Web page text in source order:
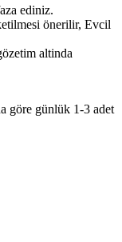
ediniz.
önerilir, Evcil
altinda
göre günlük 1-3 adet